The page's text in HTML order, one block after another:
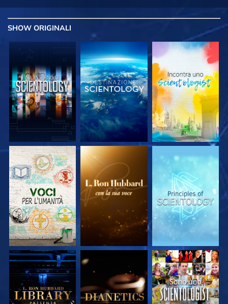
SHOW ORIGINALI
ESPLORA LE
SERIE
ESPLORA LE
SERIE
ESPLORA LE
SERIE
ESPLORA LE
SERIE
ESPLORA LE
SERIE
GUARDA